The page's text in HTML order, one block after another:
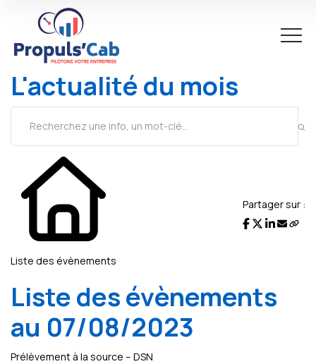
L'actualité du mois
Liste des évènements
Partager sur :
Liste des évènements
au 07/08/2023
Prélèvement à la source – DSN